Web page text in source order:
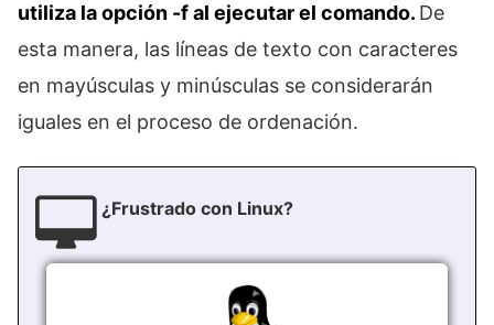
utiliza la opción -f al ejecutar el comando. De
esta manera, las líneas de texto con caracteres
en mayúsculas y minúsculas se considerarán
iguales en el proceso de ordenación.
¿Frustrado con Linux?